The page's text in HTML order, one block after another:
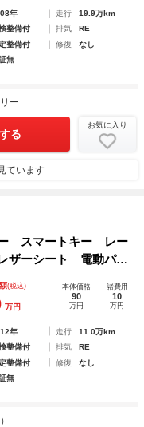
年 走行
19.9万km
整備付 排気
RE
整備付 修復
なし
無
ー
る
お気に入り
ています
スマートキー レー
ザーシート 電動パワ
ホイール 記録簿 法
(税込)
万円
本体価格
90
万円
諸費用
10
万円
年 走行
11.0万km
整備付 排気
RE
整備付 修復
なし
無